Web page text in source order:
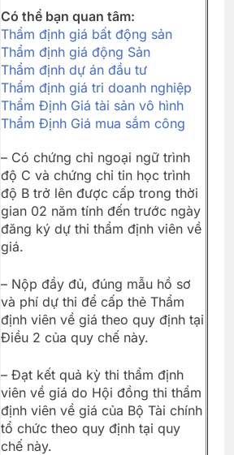
Có thể bạn quan tâm:
Thẩm định giá bất động sản
Thẩm định giá động Sản
Thẩm định dự án đầu tư
Thẩm định giá tri doanh nghiệp
Thẩm Định Giá tài sản vô hình
Thẩm Định Giá mua sắm công
– Có chứng chỉ ngoại ngữ trình
độ C và chứng chỉ tin học trình
độ B trở lên được cấp trong thời
gian 02 năm tính đến trước ngày
đăng ký dự thi thẩm định viên về
giá.
– Nộp đầy đủ, đúng mẫu hồ sơ
và phí dự thi để cấp thẻ Thẩm
định viên về giá theo quy định tại
Điều 2 của quy chế này.
– Đạt kết quả kỳ thi thẩm định
viên về giá do Hội đồng thi thẩm
định viên về giá của Bộ Tài chính
tổ chức theo quy định tại quy
chế này.